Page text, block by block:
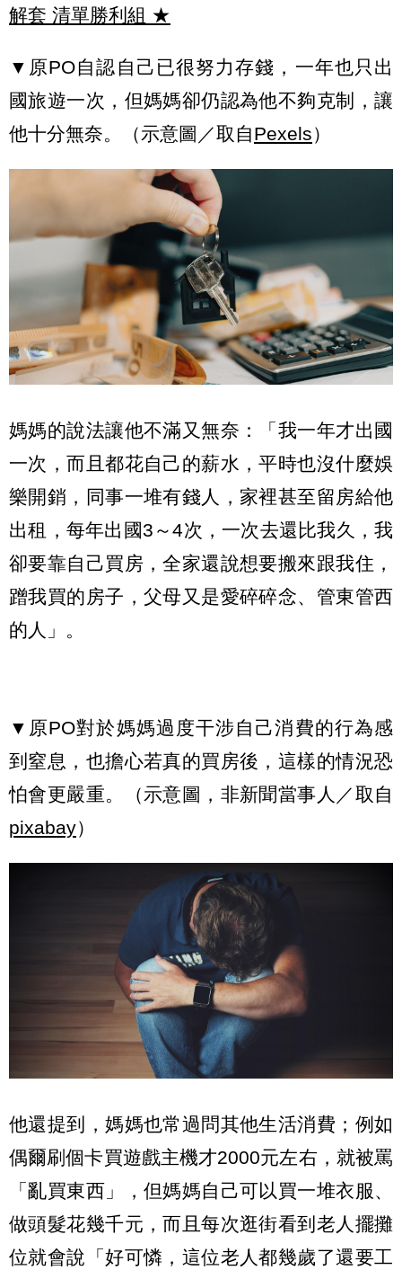
解套 清單勝利組 ★
▼原PO自認自己已很努力存錢，一年也只出
國旅遊一次，但媽媽卻仍認為他不夠克制，讓
他十分無奈。（示意圖／取自Pexels）
媽媽的說法讓他不滿又無奈：「我一年才出國
一次，而且都花自己的薪水，平時也沒什麼娛
樂開銷，同事一堆有錢人，家裡甚至留房給他
出租，每年出國3～4次，一次去還比我久，我
卻要靠自己買房，全家還說想要搬來跟我住，
蹭我買的房子，父母又是愛碎碎念、管東管西
的人」。
▼原PO對於媽媽過度干涉自己消費的行為感
到窒息，也擔心若真的買房後，這樣的情況恐
怕會更嚴重。（示意圖，非新聞當事人／取自
pixabay）
他還提到，媽媽也常過問其他生活消費；例如
偶爾刷個卡買遊戲主機才2000元左右，就被罵
「亂買東西」，但媽媽自己可以買一堆衣服、
做頭髮花幾千元，而且每次逛街看到老人擺攤
位就會說「好可憐，這位老人都幾歲了還要工